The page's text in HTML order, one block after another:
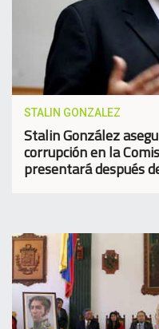
STALIN GONZALEZ
Stalin González
corrupción en la
presentará después